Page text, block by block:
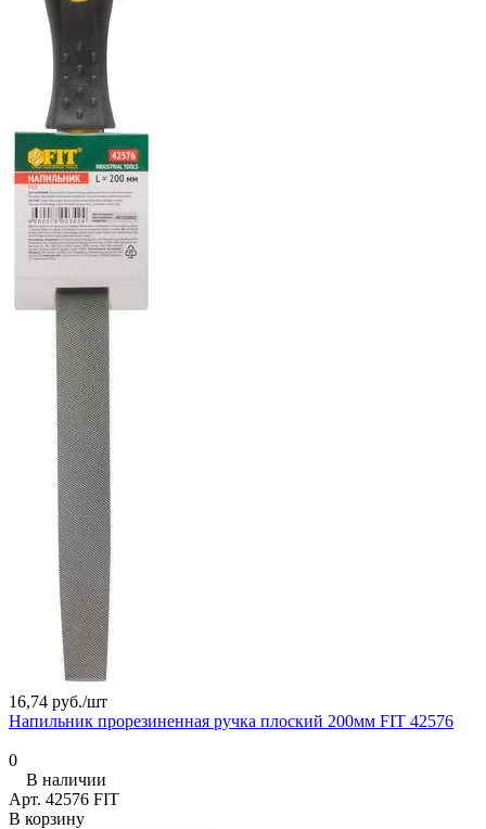
16,74 руб./шт
Напильник прорезиненная ручка плоский 200мм FIT 42576
0
В наличии
Арт. 42576 FIT
В корзину